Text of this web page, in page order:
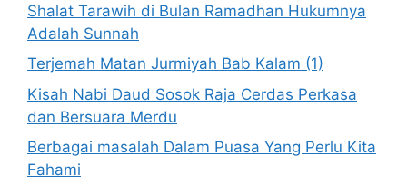
Shalat Tarawih di Bulan Ramadhan Hukumnya
Adalah Sunnah
Terjemah Matan Jurmiyah Bab Kalam (1)
Kisah Nabi Daud Sosok Raja Cerdas Perkasa
dan Bersuara Merdu
Berbagai masalah Dalam Puasa Yang Perlu Kita
Fahami